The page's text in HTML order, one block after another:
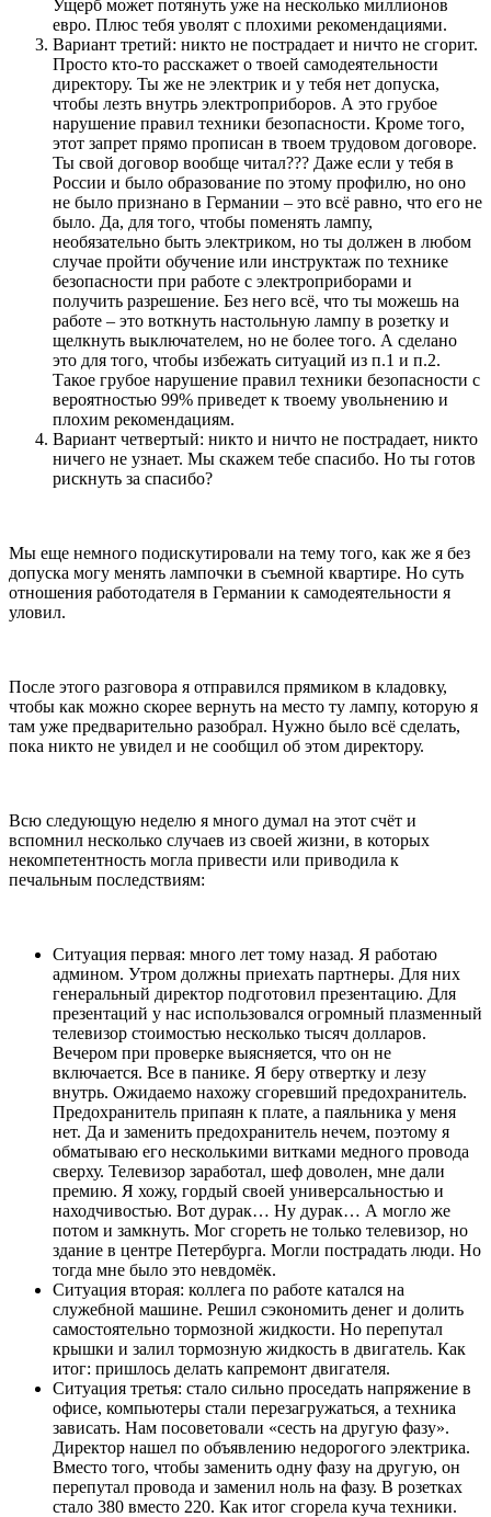
Ущерб может потянуть уже на несколько миллионов
евро. Плюс тебя уволят с плохими рекомендациями.
Вариант третий: никто не пострадает и ничто не сгорит.
Просто кто-то расскажет о твоей самодеятельности
директору. Ты же не электрик и у тебя нет допуска,
чтобы лезть внутрь электроприборов. А это грубое
нарушение правил техники безопасности. Кроме того,
этот запрет прямо прописан в твоем трудовом договоре.
Ты свой договор вообще читал??? Даже если у тебя в
России и было образование по этому профилю, но оно
не было признано в Германии – это всё равно, что его не
было. Да, для того, чтобы поменять лампу,
необязательно быть электриком, но ты должен в любом
случае пройти обучение или инструктаж по технике
безопасности при работе с электроприборами и
получить разрешение. Без него всё, что ты можешь на
работе – это воткнуть настольную лампу в розетку и
щелкнуть выключателем, но не более того. А сделано
это для того, чтобы избежать ситуаций из п.1 и п.2.
Такое грубое нарушение правил техники безопасности с
вероятностью 99% приведет к твоему увольнению и
плохим рекомендациям.
Вариант четвертый: никто и ничто не пострадает, никто
ничего не узнает. Мы скажем тебе спасибо. Но ты готов
рискнуть за спасибо?
Мы еще немного подискутировали на тему того, как же я без
допуска могу менять лампочки в съемной квартире. Но суть
отношения работодателя в Германии к самодеятельности я
уловил.
После этого разговора я отправился прямиком в кладовку,
чтобы как можно скорее вернуть на место ту лампу, которую я
там уже предварительно разобрал. Нужно было всё сделать,
пока никто не увидел и не сообщил об этом директору.
Всю следующую неделю я много думал на этот счёт и
вспомнил несколько случаев из своей жизни, в которых
некомпетентность могла привести или приводила к
печальным последствиям:
Ситуация первая: много лет тому назад. Я работаю
админом. Утром должны приехать партнеры. Для них
генеральный директор подготовил презентацию. Для
презентаций у нас использовался огромный плазменный
телевизор стоимостью несколько тысяч долларов.
Вечером при проверке выясняется, что он не
включается. Все в панике. Я беру отвертку и лезу
внутрь. Ожидаемо нахожу сгоревший предохранитель.
Предохранитель припаян к плате, а паяльника у меня
нет. Да и заменить предохранитель нечем, поэтому я
обматываю его несколькими витками медного провода
сверху. Телевизор заработал, шеф доволен, мне дали
премию. Я хожу, гордый своей универсальностью и
находчивостью. Вот дурак… Ну дурак… А могло же
потом и замкнуть. Мог сгореть не только телевизор, но
здание в центре Петербурга. Могли пострадать люди. Но
тогда мне было это невдомёк.
Ситуация вторая: коллега по работе катался на
служебной машине. Решил сэкономить денег и долить
самостоятельно тормозной жидкости. Но перепутал
крышки и залил тормозную жидкость в двигатель. Как
итог: пришлось делать капремонт двигателя.
Ситуация третья: стало сильно проседать напряжение в
офисе, компьютеры стали перезагружаться, а техника
зависать. Нам посоветовали «сесть на другую фазу».
Директор нашел по объявлению недорогого электрика.
Вместо того, чтобы заменить одну фазу на другую, он
перепутал провода и заменил ноль на фазу. В розетках
стало 380 вместо 220. Как итог сгорела куча техники.